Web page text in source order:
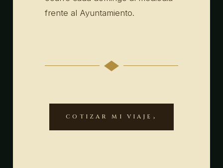
frente al Ayuntamiento.
COTIZAR MI VIAJE